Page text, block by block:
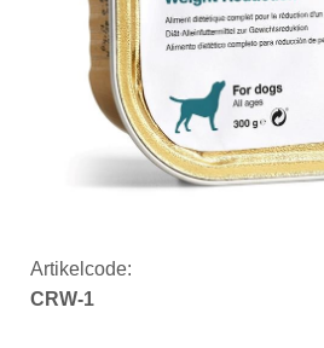
Artikelcode:
CRW-1